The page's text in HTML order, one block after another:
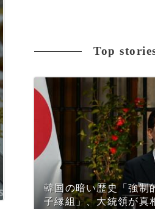
Top
韓国の暗い歴史「強制
子縁組」、大統領が真